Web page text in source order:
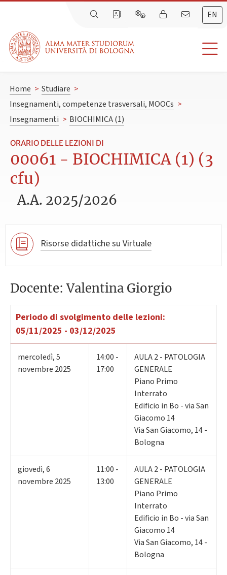
EN
Home > Studiare >
Insegnamenti, competenze trasversali, MOOCs >
Insegnamenti > BIOCHIMICA (1)
ORARIO DELLE LEZIONI DI
00061 - BIOCHIMICA (1) (3
cfu)
A.A. 2025/2026
Risorse didattiche su Virtuale
Docente: Valentina Giorgio
Periodo di svolgimento delle lezioni:
05/11/2025 - 03/12/2025
mercoledì,5
novembre 2025
14:00 -
17:00
AULA 2 - PATOLOGIA
GENERALE
Piano Primo
Interrato
Edificio in Bo - via San
Giacomo 14
Via San Giacomo, 14 -
Bologna
giovedì,6
novembre 2025
11:00 -
13:00
AULA 2 - PATOLOGIA
GENERALE
Piano Primo
Interrato
Edificio in Bo - via San
Giacomo 14
Via San Giacomo, 14 -
Bologna